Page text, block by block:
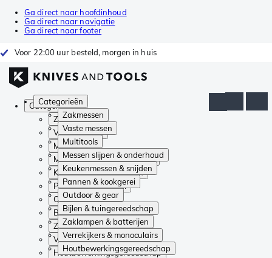
Ga direct naar hoofdinhoud
Ga direct naar navigatie
Ga direct naar footer
Voor 22:00 uur besteld, morgen in huis
Categorieën
Zakmessen
Vaste messen
Multitools
Messen slijpen & onderhoud
Keukenmessen & snijden
Pannen & kookgerei
Outdoor & gear
Bijlen & tuingereedschap
Zaklampen & batterijen
Verrekijkers & monoculairs
Houtbewerkingsgereedschap
Categorieën
Zakmessen
Vaste messen
Multitools
Messen slijpen & onderhoud
Keukenmessen & snijden
Pannen & kookgerei
Outdoor & gear
Bijlen & tuingereedschap
Zaklampen & batterijen
Verrekijkers & monoculairs
Houtbewerkingsgereedschap